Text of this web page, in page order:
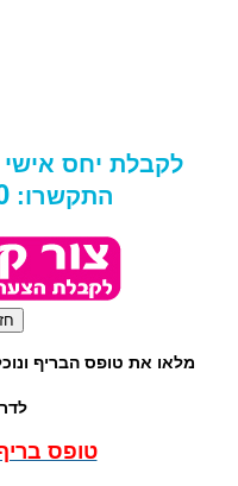
לקבלת יחס
התקשרו:
מלאו את טופס הבריף
טופס